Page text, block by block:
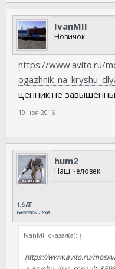
IvanMII
Новичок
https://www.avito.ru/
ценник не
19 ноя 2016
hum2
Наш человек
IvanMII сказал(а): ↑
https://www.avito.ru/